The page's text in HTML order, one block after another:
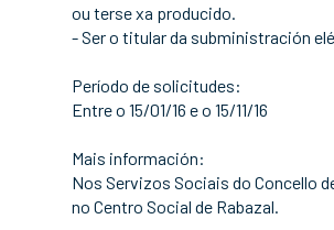
ou terse xa producido.
- Ser o titular da subministración
Período de solicitudes:
Entre o 15/01/16 e o 15/11/16
Mais información:
Nos Servizos Sociais do Concello
no Centro Social de Rabazal.